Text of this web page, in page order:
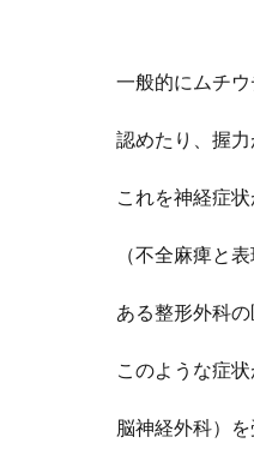
一般的に ムチ
認めたり、握
これを神経症
（不全麻痺と表
ある整形外科の
このような症
脳神経外科）を